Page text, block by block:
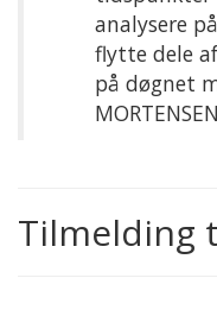
analysere
flytte dele
på døgnet
MORTENSEN
Tilmelding